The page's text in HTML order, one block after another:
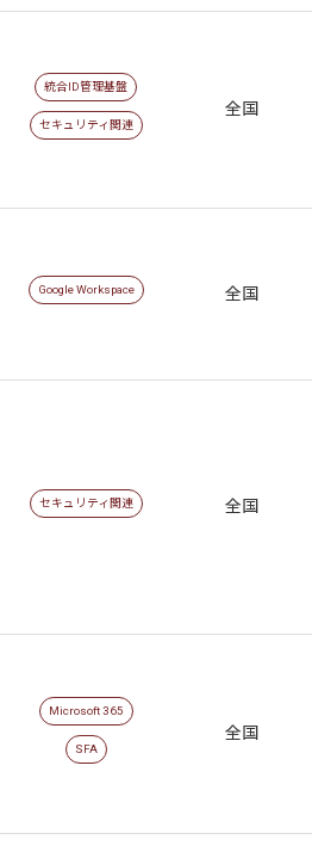
統合ID管理基盤
セキュリティ関連
全国
Google Workspace 全国
セキュリティ関連 全国
Microsoft 365
SFA
全国